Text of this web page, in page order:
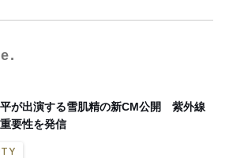
が出演する雪肌精の新CM公開 紫外線
要性を発信